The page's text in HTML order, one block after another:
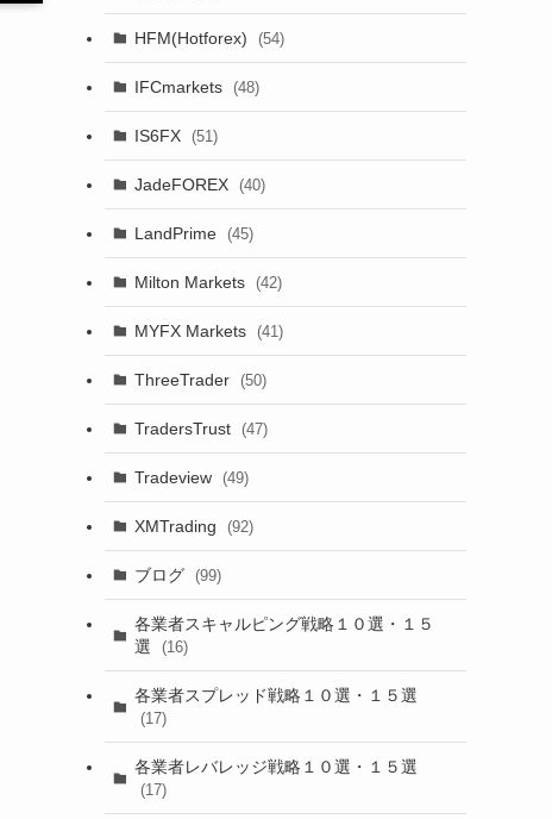
HFM(Hotforex) (54)
IFCmarkets (48)
IS6FX (51)
JadeFOREX (40)
LandPrime (45)
Milton Markets (42)
MYFX Markets (41)
ThreeTrader (50)
TradersTrust (47)
Tradeview (49)
XMTrading (92)
ブログ (99)
各業者スキャルピング戦略１０選・１５
選
(16)
各業者スプレッド戦略１０選・１５選
(17)
各業者レバレッジ戦略１０選・１５選
(17)